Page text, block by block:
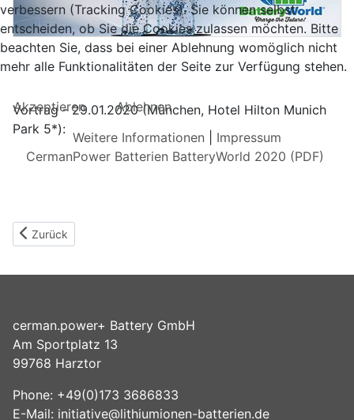
Vortrag - 29.01.2020 (München, Hotel Hilton Munich
Park 5*):
CermanPower Batterien BatteryWorld 2020 (PDF)
Vorheriger Beitrag: BatteryWorld 2020
Zurück
cerman.power+ Battery GmbH
Am Sportplatz 13
99768 Harztor
Phone: +49(0)173 3686833
E-Mail: initiative@lithiumionen-batterien.de
verbessern (Tracking Cookies). Sie können selbst
entscheiden, ob Sie die Cookies zulassen möchten. Bitte
beachten Sie, dass bei einer Ablehnung womöglich nicht
mehr alle Funktionalitäten der Seite zur Verfügung stehen.
Akzeptieren
Ablehnen
Weitere Informationen
Impressum